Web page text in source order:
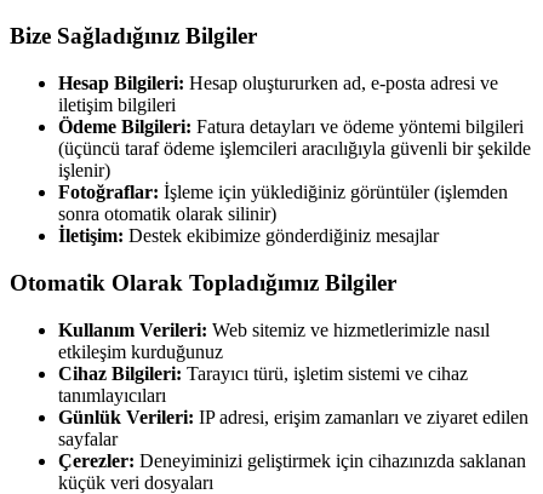
Bize Sağladığınız Bilgiler
Hesap Bilgileri: Hesap oluştururken ad, e-posta adresi ve
iletişim bilgileri
Ödeme Bilgileri: Fatura detayları ve ödeme yöntemi bilgileri
(üçüncü taraf ödeme işlemcileri aracılığıyla güvenli bir şekilde
işlenir)
Fotoğraflar: İşleme için yüklediğiniz görüntüler (işlemden
sonra otomatik olarak silinir)
İletişim: Destek ekibimize gönderdiğiniz mesajlar
Otomatik Olarak Topladığımız Bilgiler
Kullanım Verileri: Web sitemiz ve hizmetlerimizle nasıl
etkileşim kurduğunuz
Cihaz Bilgileri: Tarayıcı türü, işletim sistemi ve cihaz
tanımlayıcıları
Günlük Verileri: IP adresi, erişim zamanları ve ziyaret edilen
sayfalar
Çerezler: Deneyiminizi geliştirmek için cihazınızda saklanan
küçük veri dosyaları